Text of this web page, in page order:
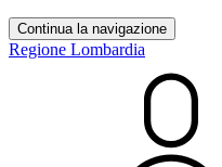
Continua la navigazione
Regione Lombardia